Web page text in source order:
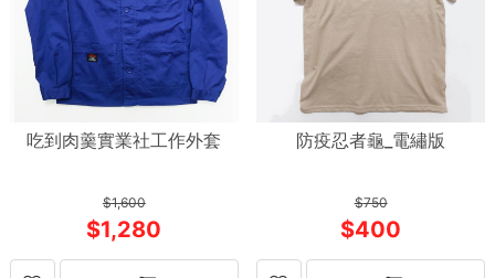
吃到肉羹實業社工作外套
1,600
1,280
防疫忍者龜_電繡版
750
400